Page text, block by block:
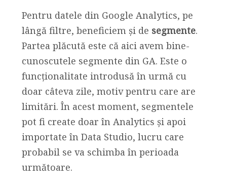
Pentru datele din Google Analytics, pe
lângă filtre, beneficiem și de segmente.
Partea plăcută este că aici avem bine-
cunoscutele segmente din GA. Este o
funcționalitate introdusă în urmă cu
doar câteva zile, motiv pentru care are
limitări. În acest moment, segmentele
pot fi create doar în Analytics și apoi
importate în Data Studio, lucru care
probabil se va schimba în perioada
următoare.